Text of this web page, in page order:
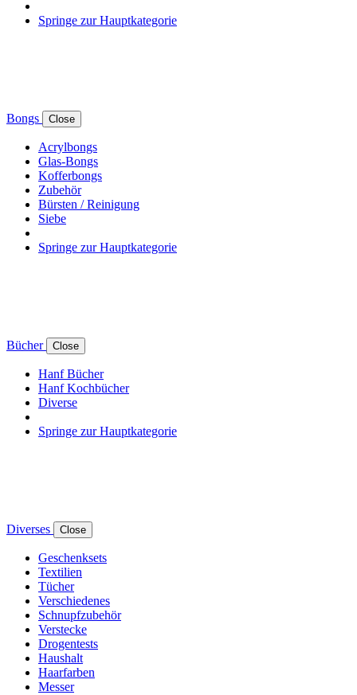
Springe zur Hauptkategorie
Bongs Close
Acrylbongs
Glas-Bongs
Kofferbongs
Zubehör
Bürsten / Reinigung
Siebe
Springe zur Hauptkategorie
Bücher Close
Hanf Bücher
Hanf Kochbücher
Diverse
Springe zur Hauptkategorie
Diverses Close
Geschenksets
Textilien
Tücher
Verschiedenes
Schnupfzubehör
Verstecke
Drogentests
Haushalt
Haarfarben
Messer